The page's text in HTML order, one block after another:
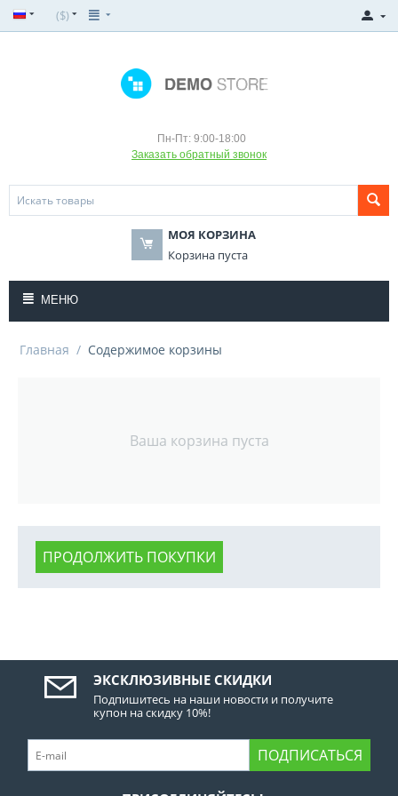
($)
Пн-Пт: 9:00-18:00
Заказать обратный звонок
МОЯ КОРЗИНА
Корзина пуста
МЕНЮ
Главная / Содержимое корзины
Ваша корзина пуста
ПРОДОЛЖИТЬ ПОКУПКИ
ЭКСКЛЮЗИВНЫЕ СКИДКИ
Подпишитесь на наши новости и получите
купон на скидку 10%!
ПОДПИСАТЬСЯ